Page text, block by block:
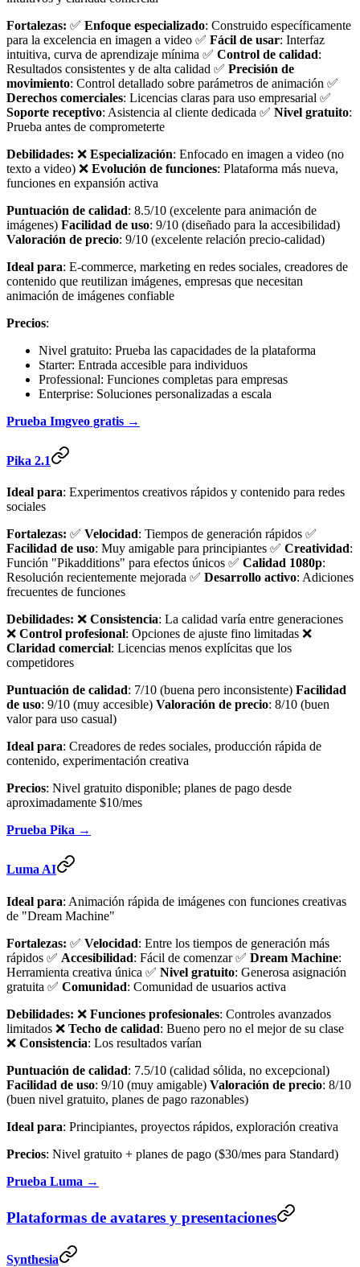
Fortalezas: ✅ Enfoque especializado: Construido específicamente
para la excelencia en imagen a video ✅ Fácil de usar: Interfaz
intuitiva, curva de aprendizaje mínima ✅ Control de calidad:
Resultados consistentes y de alta calidad ✅ Precisión de
movimiento: Control detallado sobre parámetros de animación ✅
Derechos comerciales: Licencias claras para uso empresarial ✅
Soporte receptivo: Asistencia al cliente dedicada ✅ Nivel gratuito:
Prueba antes de comprometerte
Debilidades: ❌ Especialización: Enfocado en imagen a video (no
texto a video) ❌ Evolución de funciones: Plataforma más nueva,
funciones en expansión activa
Puntuación de calidad: 8.5/10 (excelente para animación de
imágenes) Facilidad de uso: 9/10 (diseñado para la accesibilidad)
Valoración de precio: 9/10 (excelente relación precio-calidad)
Ideal para: E-commerce, marketing en redes sociales, creadores de
contenido que reutilizan imágenes, empresas que necesitan
animación de imágenes confiable
Precios:
Nivel gratuito: Prueba las capacidades de la plataforma
Starter: Entrada accesible para individuos
Professional: Funciones completas para empresas
Enterprise: Soluciones personalizadas a escala
Prueba Imgveo gratis →
Pika 2.1
Ideal para: Experimentos creativos rápidos y contenido para redes
sociales
Fortalezas: ✅ Velocidad: Tiempos de generación rápidos ✅
Facilidad de uso: Muy amigable para principiantes ✅ Creatividad:
Función "Pikadditions" para efectos únicos ✅ Calidad 1080p:
Resolución recientemente mejorada ✅ Desarrollo activo: Adiciones
frecuentes de funciones
Debilidades: ❌ Consistencia: La calidad varía entre generaciones
❌ Control profesional: Opciones de ajuste fino limitadas ❌
Claridad comercial: Licencias menos explícitas que los
competidores
Puntuación de calidad: 7/10 (buena pero inconsistente) Facilidad
de uso: 9/10 (muy accesible) Valoración de precio: 8/10 (buen
valor para uso casual)
Ideal para: Creadores de redes sociales, producción rápida de
contenido, experimentación creativa
Precios: Nivel gratuito disponible; planes de pago desde
aproximadamente $10/mes
Prueba Pika →
Luma AI
Ideal para: Animación rápida de imágenes con funciones creativas
de "Dream Machine"
Fortalezas: ✅ Velocidad: Entre los tiempos de generación más
rápidos ✅ Accesibilidad: Fácil de comenzar ✅ Dream Machine:
Herramienta creativa única ✅ Nivel gratuito: Generosa asignación
gratuita ✅ Comunidad: Comunidad de usuarios activa
Debilidades: ❌ Funciones profesionales: Controles avanzados
limitados ❌ Techo de calidad: Bueno pero no el mejor de su clase
❌ Consistencia: Los resultados varían
Puntuación de calidad: 7.5/10 (calidad sólida, no excepcional)
Facilidad de uso: 9/10 (muy amigable) Valoración de precio: 8/10
(buen nivel gratuito, planes de pago razonables)
Ideal para: Principiantes, proyectos rápidos, exploración creativa
Precios: Nivel gratuito + planes de pago ($30/mes para Standard)
Prueba Luma →
Plataformas de avatares y presentaciones
Synthesia